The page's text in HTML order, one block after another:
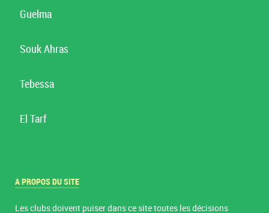
Guelma
Souk Ahras
Tebessa
El Tarf
A PROPOS DU SITE
Les clubs doivent puiser dans ce site toutes les décisions